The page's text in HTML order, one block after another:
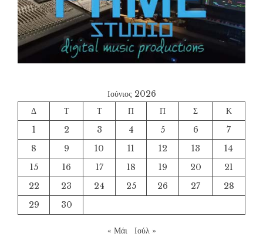
Ιούνιος 2026
Δ
Τ Τ Π Π Σ
Κ
1
2 3 4 5 6
7
8
9 10 11 12 13
14
15
16 17 18 19 20
21
22
23 24 25 26 27
28
29
30
« Μάι Ιούλ »